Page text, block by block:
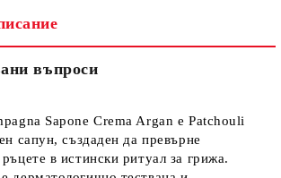
въпроси
Sapone Crema Argan e Patchouli
сапун, създаден да превърне
в истински ритуал за грижа.